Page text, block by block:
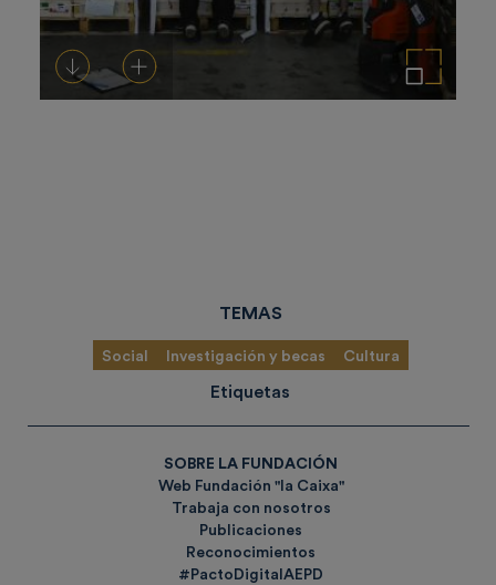
DescargarAñadir al carrito Ampliar imagen
TEMAS
Social Investigación y becas Cultura
Etiquetas
SOBRE LA FUNDACIÓN
Web Fundación "la Caixa"
Trabaja con nosotros
Publicaciones
Reconocimientos
#PactoDigitalAEPD